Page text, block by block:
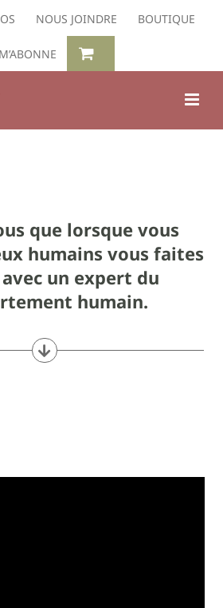
NOUS JOINDRE BOUTIQUE
que lorsque vous
humains vous faites
un expert du
humain.